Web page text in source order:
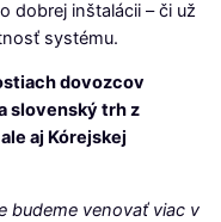
dobrej inštalácii – či už
systému.
dovozcov
slovenský trh z
aj Kórejskej
budeme venovať viac v